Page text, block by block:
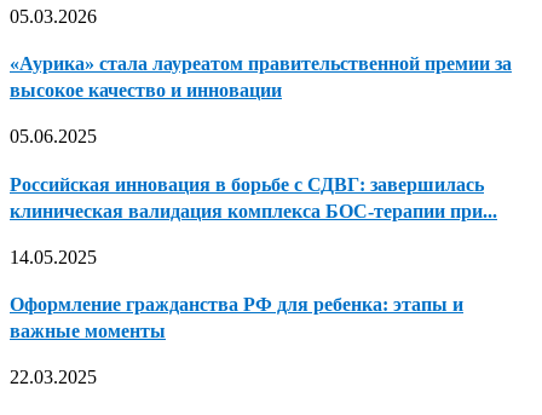
05.03.2026
«Аурика» стала лауреатом правительственной премии за
высокое качество и инновации
05.06.2025
Российская инновация в борьбе с СДВГ: завершилась
клиническая валидация комплекса БОС-терапии при...
14.05.2025
Оформление гражданства РФ для ребенка: этапы и
важные моменты
22.03.2025